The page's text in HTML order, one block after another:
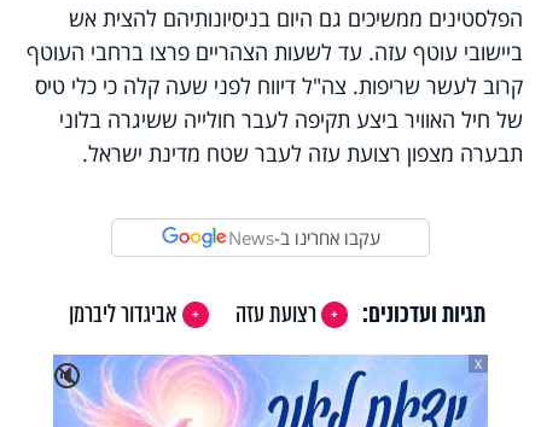
הפלסטינים ממשיכים גם היום בניסיונותיהם להצית אש
ביישובי עוטף עזה. עד לשעות הצהריים פרצו ברחבי העוטף
קרוב לעשר שריפות. צה"ל דיווח לפני שעה קלה כי כלי טיס
של חיל האוויר ביצע תקיפה לעבר חולייה ששיגרה בלוני
תבערה מצפון רצועת עזה לעבר שטח מדינת ישראל.
עקבו אחרינו ב-News
תגיות ועדכונים: רצועת עזה
אביגדור ליברמן
🔇
X